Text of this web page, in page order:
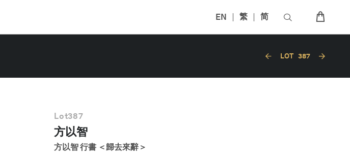
EN 繁 简
LOT 387
Lot387
方以智
方以智 行書 ＜歸去來辭＞